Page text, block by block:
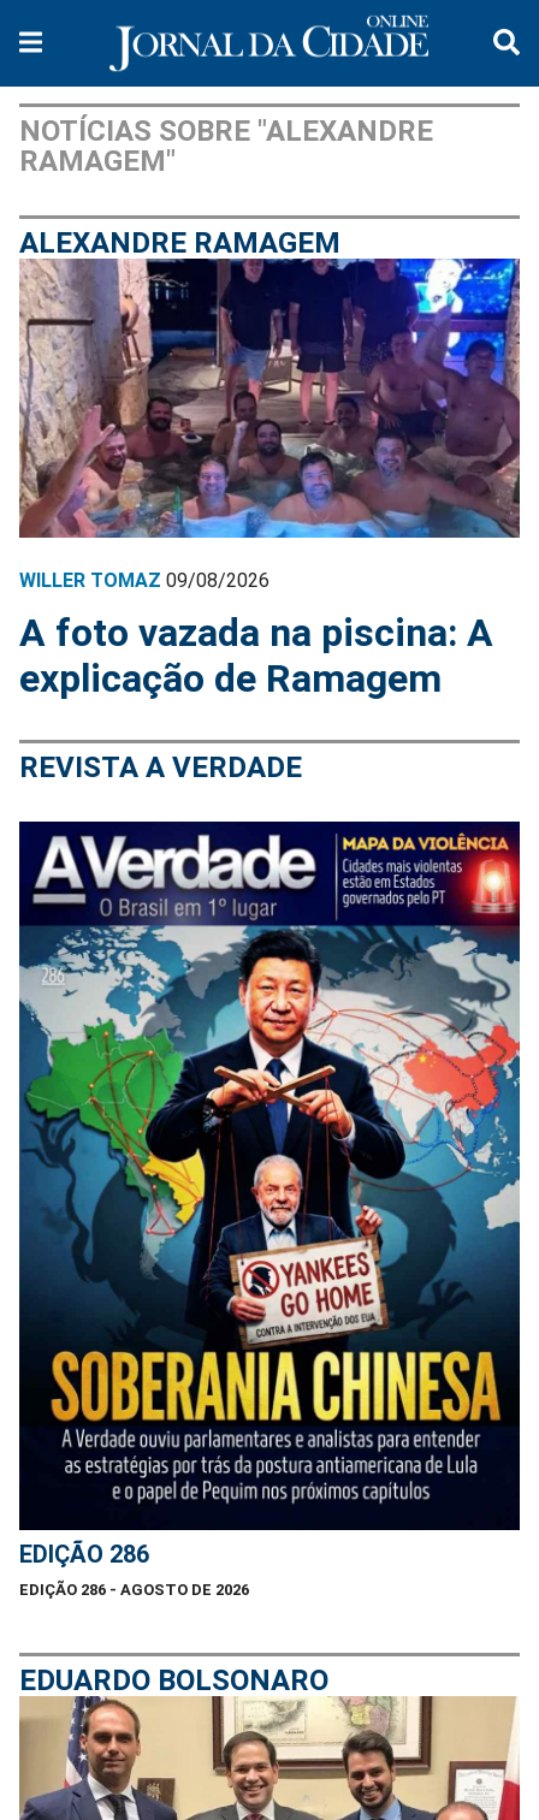
NOTÍCIAS SOBRE "ALEXANDRE
RAMAGEM"
ALEXANDRE RAMAGEM
WILLER TOMAZ 09/08/2026
A foto vazada na piscina: A
explicação de Ramagem
REVISTA A VERDADE
EDIÇÃO 286
EDIÇÃO 286 - AGOSTO DE 2026
EDUARDO BOLSONARO